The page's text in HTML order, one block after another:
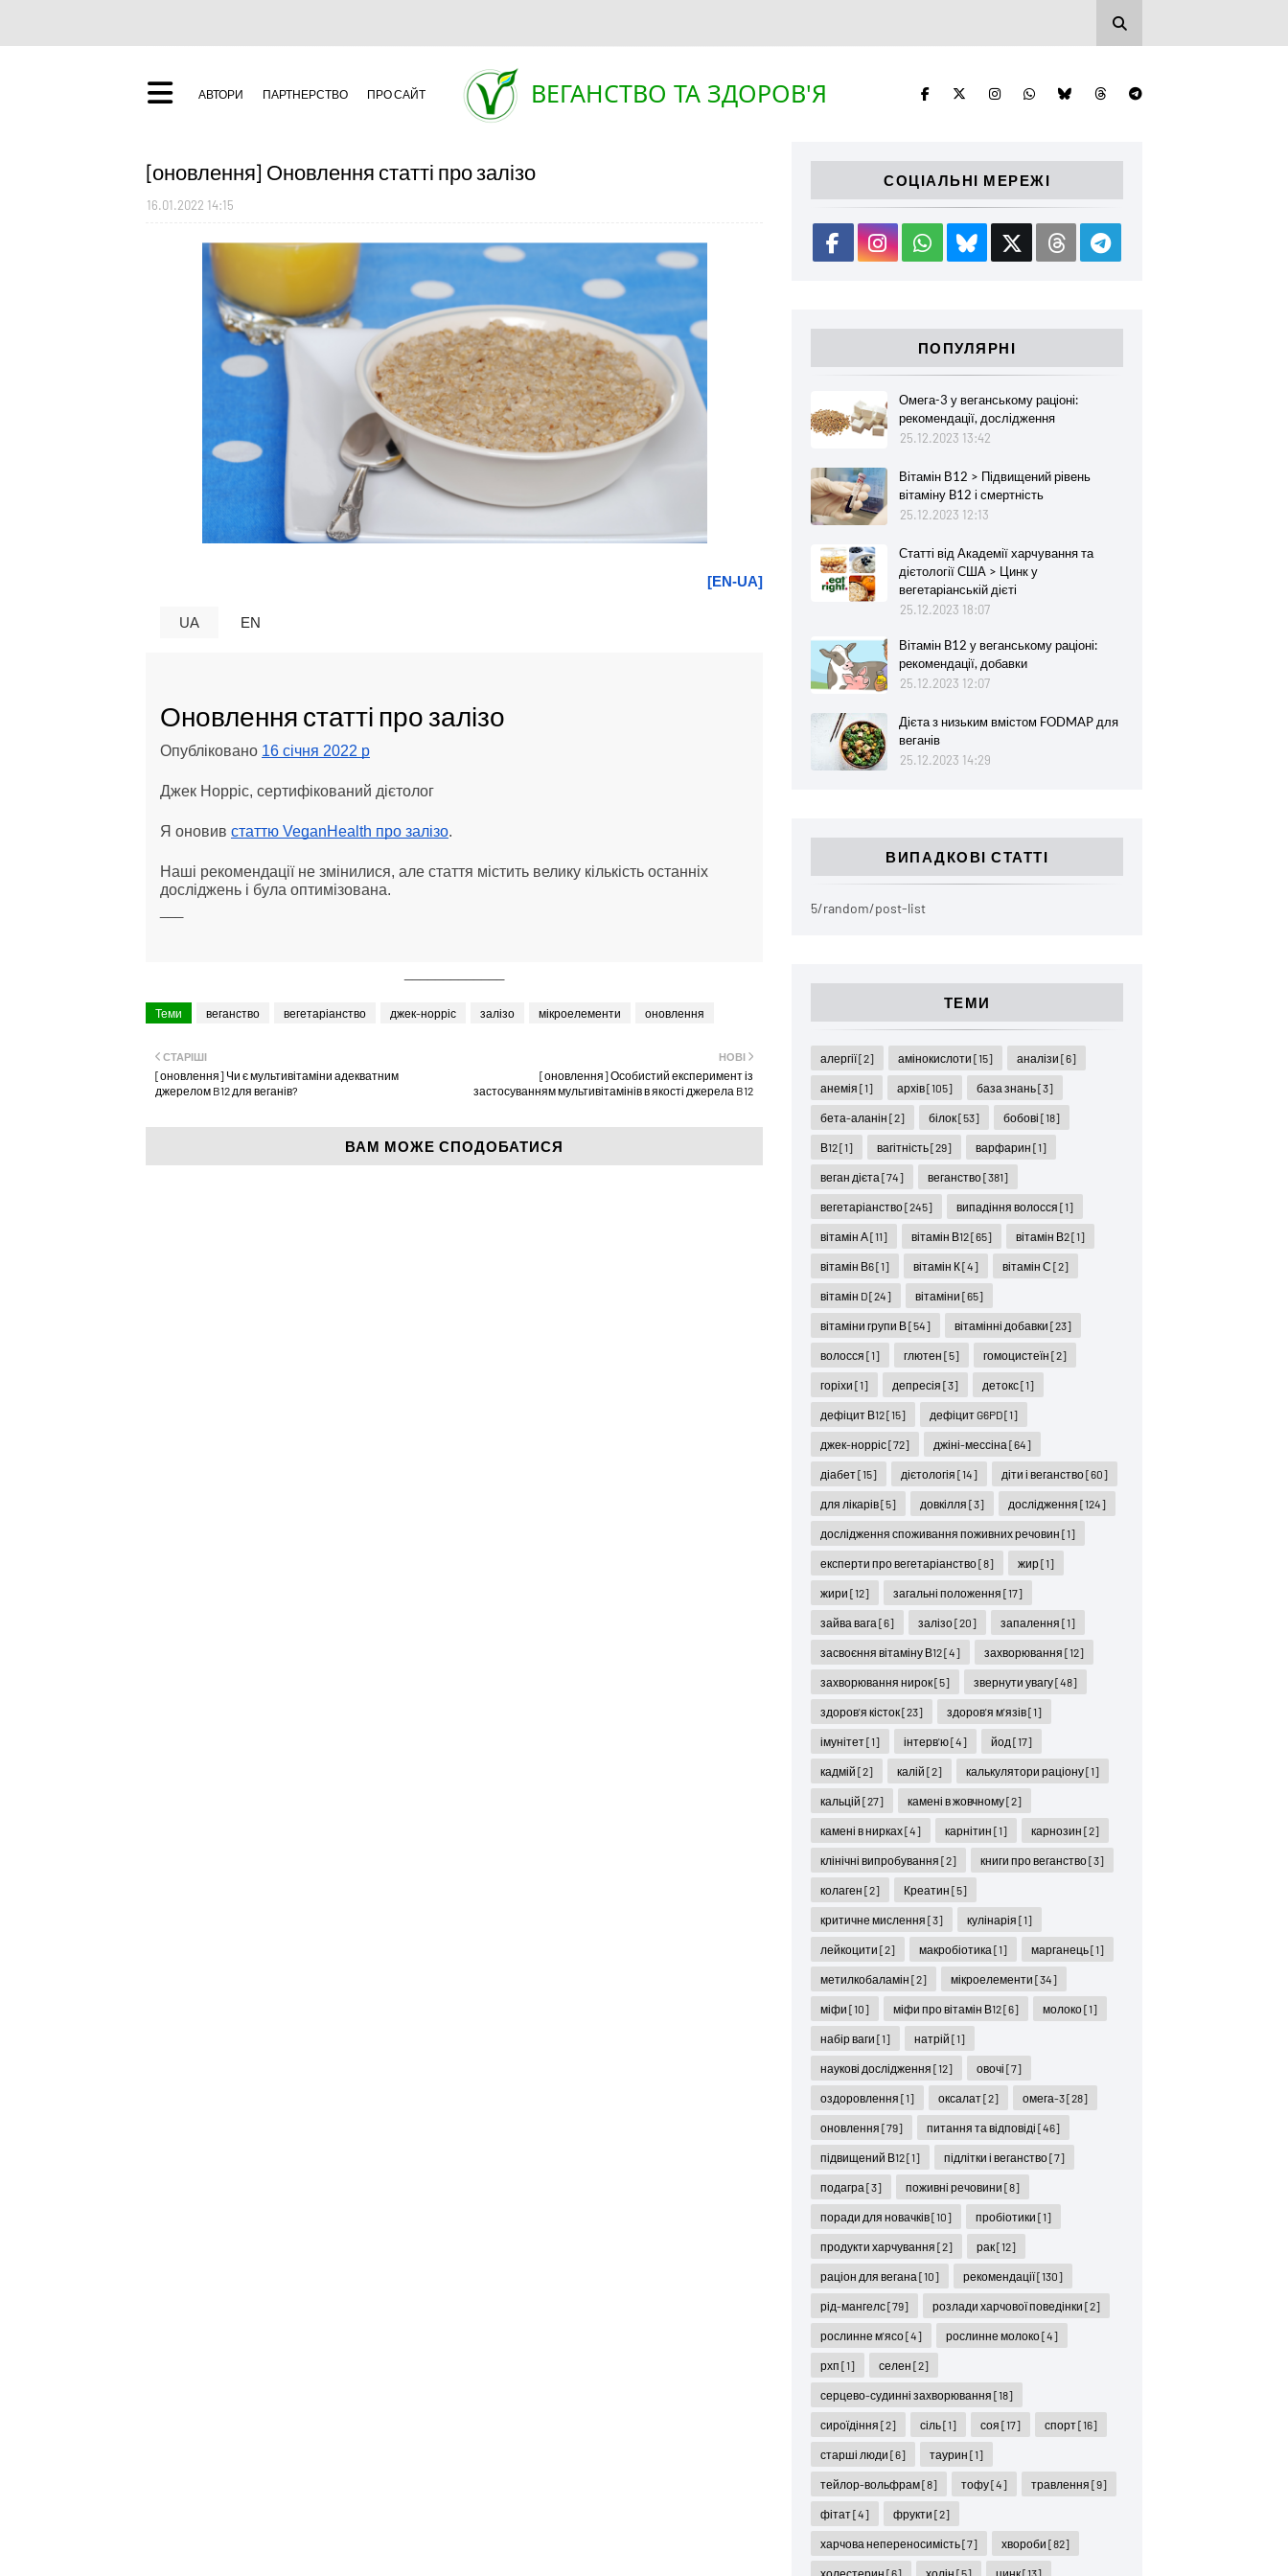
АВТОРИ ПАРТНЕРСТВО ПРО САЙТ ВЕГАНСТВО ТА ЗДОРОВ'Я
[оновлення] Оновлення статті про залізо
16.01.2022 14:15
[EN-UA]
UA EN
Оновлення статті про залізо
Опубліковано 16 січня 2022 р
Джек Норріс, сертифікований дієтолог
Я оновив статтю VeganHealth про залізо.
Наші рекомендації не змінилися, але стаття містить велику кількість останніх
досліджень і була оптимізована.
Теми веганство вегетаріанство джек-норріс залізо мікроелементи оновлення
НОВІ
[оновлення] Особистий експеримент із
застосуванням мультивітамінів в якості джерела B12
СТАРІШІ
[оновлення] Чи є мультивітаміни адекватним
джерелом B12 для веганів?
ВАМ МОЖЕ СПОДОБАТИСЯ
СОЦІАЛЬНІ МЕРЕЖІ
ПОПУЛЯРНІ
Омега-3 у веганському раціоні:
рекомендації, дослідження
25.12.2023 13:42
Вітамін В12 > Підвищений рівень
вітаміну B12 і смертність
25.12.2023 12:13
Статті від Академії харчування та
дієтології США > Цинк у
вегетаріанській дієті
25.12.2023 18:07
Вітамін B12 у веганському раціоні:
рекомендації, добавки
25.12.2023 12:07
Дієта з низьким вмістом FODMAP для
веганів
25.12.2023 14:29
ВИПАДКОВІ СТАТТІ
5/random/post-list
ТЕМИ
алергії[2] амінокислоти[15] аналізи[6]
анемія[1] архів[105] база знань[3]
бета-аланін[2] білок[53] бобові[18]
В12[1] вагітність[29] варфарин[1]
веган дієта[74] веганство[381]
вегетаріанство[245] випадіння волосся[1]
вітамін А[11] вітамін В12[65] вітамін В2[1]
вітамін В6[1] вітамін К[4] вітамін С[2]
вітамін D[24] вітаміни[65]
вітаміни групи В[54] вітамінні добавки[23]
волосся[1] глютен[5] гомоцистеїн[2]
горіхи[1] депресія[3] детокс[1]
дефіцит В12[15] дефіцит G6PD[1]
джек-норріс[72] джіні-мессіна[64]
діабет[15] дієтологія[14] діти і веганство[60]
для лікарів[5] довкілля[3] дослідження[124]
дослідження споживання поживних речовин[1]
експерти про вегетаріанство[8] жир[1]
жири[12] загальні положення[17]
зайва вага[6] залізо[20] запалення[1]
засвоєння вітаміну В12[4] захворювання[12]
захворювання нирок[5] звернути увагу[48]
здоров'я кісток[23] здоров'я м'язів[1]
імунітет[1] інтерв'ю[4] йод[17]
кадмій[2] калій[2] калькулятори раціону[1]
кальцій[27] камені в жовчному[2]
камені в нирках[4] карнітин[1] карнозин[2]
клінічні випробування[2] книги про веганство[3]
колаген[2] Креатин[5]
критичне мислення[3] кулінарія[1]
лейкоцити[2] макробіотика[1] марганець[1]
метилкобаламін[2] мікроелементи[34]
міфи[10] міфи про вітамін В12[6] молоко[1]
набір ваги[1] натрій[1]
наукові дослідження[12] овочі[7]
оздоровлення[1] оксалат[2] омега-3[28]
оновлення[79] питання та відповіді[46]
підвищений В12[1] підлітки і веганство[7]
подагра[3] поживні речовини[8]
поради для новачків[10] пробіотики[1]
продукти харчування[2] рак[12]
раціон для вегана[10] рекомендації[130]
рід-мангелс[79] розлади харчової поведінки[2]
рослинне м'ясо[4] рослинне молоко[4]
рхп[1] селен[2]
серцево-судинні захворювання[18]
сироїдіння[2] сіль[1] соя[17] спорт[16]
старші люди[6] таурин[1]
тейлор-вольфрам[8] тофу[4] травлення[9]
фітат[4] фрукти[2]
харчова непереносимість[7] хвороби[82]
холестерин[6] холін[5] цинк[13]